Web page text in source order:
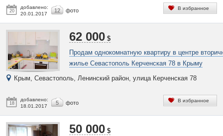
20
добавлено:
20.01.2017
12 фото В избранное
18
добавлено:
18.01.2017
5 фото
62 000 $
Продам однокомнатную квартиру в центре
жилье Севастополь Керченская 78 в Крыму
Крым, Севастополь, Ленинский район, улица Керченская 78
В избранное
50 000 $